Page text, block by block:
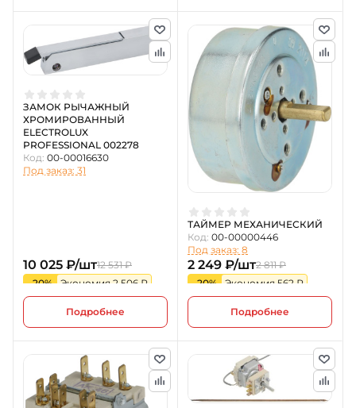
ЗАМОК РЫЧАЖНЫЙ
ХРОМИРОВАННЫЙ
ELECTROLUX
PROFESSIONAL 002278
Код: 00-00016630
Под заказ: 31
10 025 ₽/шт12 531 ₽
-20%
Экономия 2 506 ₽
Подробнее
ТАЙМЕР МЕХАНИЧЕСКИЙ
Код: 00-00000446
Под заказ: 8
2 249 ₽/шт2 811 ₽
-20%
Экономия 562 ₽
Подробнее